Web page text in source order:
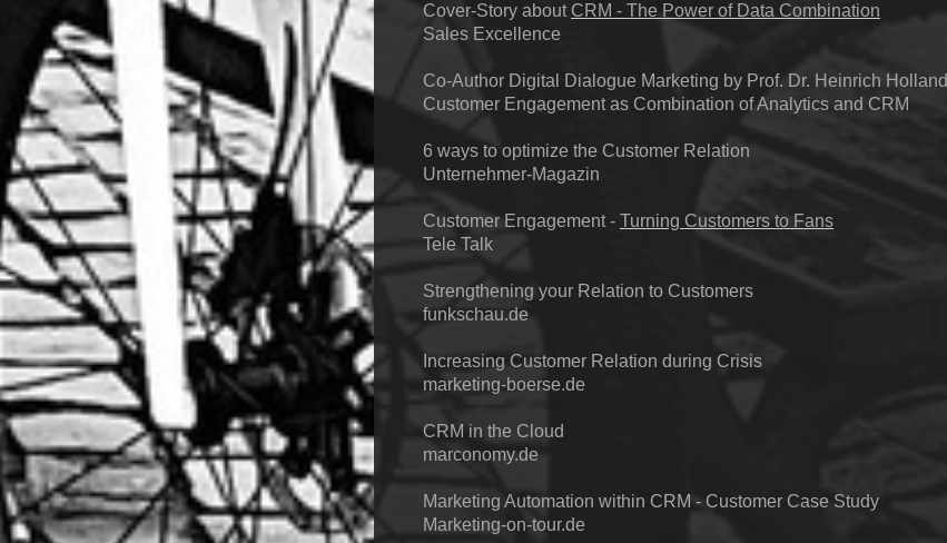
Cover-Story about CRM - The Power of Data Combination
Sales Excellence
Co-Author Digital Dialogue Marketing by Prof. Dr. Heinrich Holland
Customer Engagement as Combination of Analytics and CRM
6 ways to optimize the Customer Relation
Unternehmer-Magazin
Customer Engagement - Turning Customers to Fans
Tele Talk
Strengthening your Relation to Customers
funkschau.de
Increasing Customer Relation during Crisis
marketing-boerse.de
CRM in the Cloud
marconomy.de
Marketing Automation within CRM - Customer Case Study
Marketing-on-tour.de